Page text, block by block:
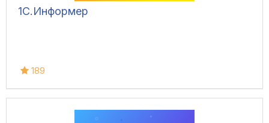
1С.Информер
189